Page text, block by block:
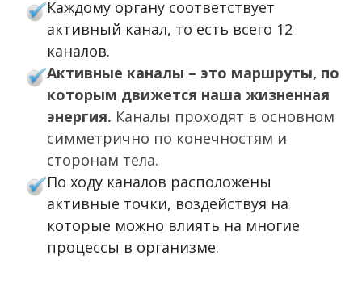
Каждому органу соответствует
активный канал, то есть всего 12
каналов.
Активные каналы – это маршруты, по
которым движется наша жизненная
энергия. Каналы проходят в основном
симметрично по конечностям и
сторонам тела.
По ходу каналов расположены
активные точки, воздействуя на
которые можно влиять на многие
процессы в организме.